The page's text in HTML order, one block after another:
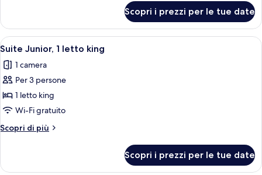
king
Deluxe,
letto
Scopri i prezzi per le tue date
Apri
tutte
le
foto
per
Suite
Junior,
1
king
Una camera d'albergo con un letto
6
Suite Junior, 1 letto king
1 camera
Per 3 persone
1 letto king
Wi-Fi gratuito
Scopri di più
Altri
Junior,
Scopri i prezzi per le tue date